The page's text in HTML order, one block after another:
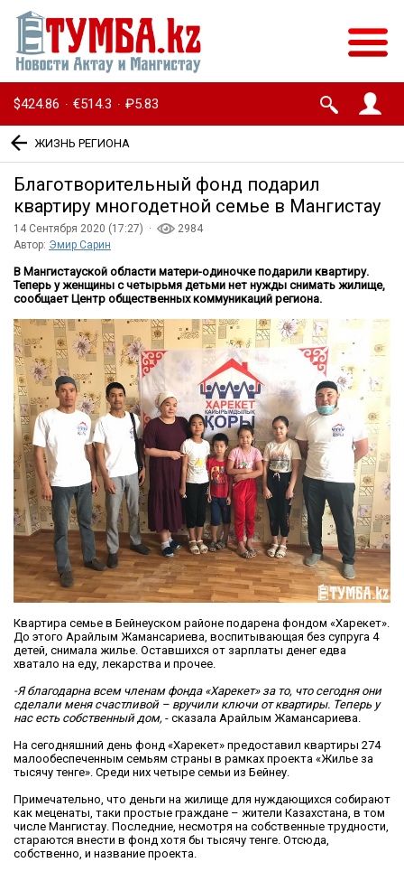
$424.86 · €514.3 · ₽5.83
ЖИЗНЬ РЕГИОНА
Благотворительный фонд подарил
квартиру многодетной семье в Мангистау
14 Сентября 2020 (17:27) ·
2984
Автор: Эмир Сарин
В Мангистауской области матери-одиночке подарили квартиру.
Теперь у женщины с четырьмя детьми нет нужды снимать жилище,
сообщает Центр общественных коммуникаций региона.
Квартира семье в Бейнеуском районе подарена фондом «Харекет».
До этого Арайлым Жамансариева, воспитывающая без супруга 4
детей, снимала жилье. Оставшихся от зарплаты денег едва
хватало на еду, лекарства и прочее.
-Я благодарна всем членам фонда «Харекет» за то, что сегодня они
сделали меня счастливой – вручили ключи от квартиры. Теперь у
нас есть собственный дом, - сказала Арайлым Жамансариева.
На сегодняшний день фонд «Харекет» предоставил квартиры 274
малообеспеченным семьям страны в рамках проекта «Жилье за
тысячу тенге». Среди них четыре семьи из Бейнеу.
Примечательно, что деньги на жилище для нуждающихся собирают
как меценаты, таки простые граждане – жители Казахстана, в том
числе Мангистау. Последние, несмотря на собственные трудности,
стараются внести в фонд хотя бы тысячу тенге. Отсюда,
собственно, и название проекта.